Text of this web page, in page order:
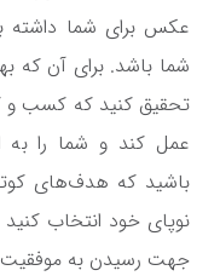
عکس برای شما داشته
شما باشد. برای آن که
تحقیق کنید که کسب و
عمل کند و شما را به
باشید که هدف‌های
نوپای خود انتخاب
جهت رسیدن به